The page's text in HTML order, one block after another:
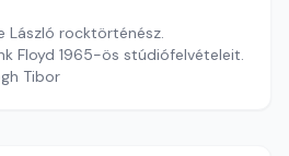
László rocktörténész.
Floyd 1965-ös stúdiófelvételeit.
Tibor